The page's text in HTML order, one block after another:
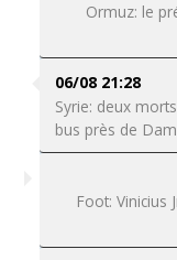
Ormuz: le
06/08 21:28
Syrie: deux
bus près de
Foot: Vinicius